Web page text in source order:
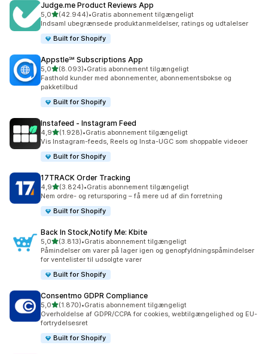
Judge.me Product Reviews App
5,0ud af 5 stjerner
(42.944)
42944 anmeldelser i alt
•Gratis abonnement tilgængeligt
Indsaml ubegrænsede produktanmeldelser, ratings og udtalelser
Built for Shopify
Appstle℠ Subscriptions App
5,0ud af 5 stjerner
(8.093)
8093 anmeldelser i alt
•Gratis abonnement tilgængeligt
Fasthold kunder med abonnementer, abonnementsbokse og
pakketilbud
Built for Shopify
Instafeed ‑ Instagram Feed
4,9ud af 5 stjerner
(1.928)
1928 anmeldelser i alt
•Gratis abonnement tilgængeligt
Vis Instagram-feeds, Reels og Insta-UGC som shoppable videoer
Built for Shopify
17TRACK Order Tracking
4,9ud af 5 stjerner
(3.824)
3824 anmeldelser i alt
•Gratis abonnement tilgængeligt
Nem ordre- og retursporing – få mere ud af din forretning
Built for Shopify
Back In Stock,Notify Me: Kbite
5,0ud af 5 stjerner
(3.813)
3813 anmeldelser i alt
•Gratis abonnement tilgængeligt
Påmindelser om varer på lager igen og genopfyldningspåmindelser
for ventelister til udsolgte varer
Built for Shopify
Consentmo GDPR Compliance
5,0ud af 5 stjerner
(1.870)
1870 anmeldelser i alt
•Gratis abonnement tilgængeligt
Overholdelse af GDPR/CCPA for cookies, webtilgængelighed og EU-
fortrydelsesret
Built for Shopify